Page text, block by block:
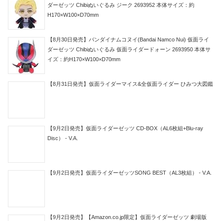
ダーゼッツ Chibiぬいぐるみ ジーク 2693952 本体サイズ：約
H170×W100×D70mm
【8月30日発売】バンダイナムコヌイ(Bandai Namco Nui) 仮面ライ
ダーゼッツ Chibiぬいぐるみ 仮面ライダードォーン 2693950 本体サ
イズ：約H170×W100×D70mm
【8月31日発売】仮面ライダーマイス&全仮面ライダー ひみつ大図鑑
【9月2日発売】仮面ライダーゼッツ CD-BOX（AL6枚組+Blu-ray
Disc） - V.A.
【9月2日発売】仮面ライダーゼッツSONG BEST（AL3枚組） - V.A.
【9月2日発売】【Amazon.co.jp限定】仮面ライダーゼッツ 劇場版